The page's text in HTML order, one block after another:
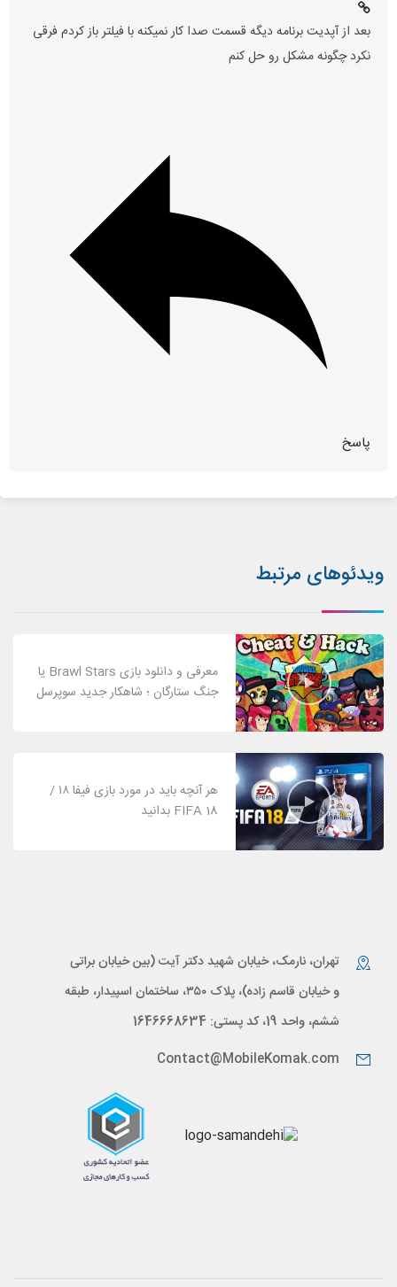
بعد از آپدیت برنامه دیگه قسمت صدا کار نمیکنه با فیلتر باز کردم فرقی
نکرد چگونه مشکل رو حل کنم
پاسخ
ویدئوهای مرتبط
معرفی و دانلود بازی Brawl Stars یا
جنگ ستارگان ؛ شاهکار جدید سوپرسل
هر آنچه باید در مورد بازی فیفا ۱۸ /
FIFA 18 بدانید
تهران، نارمک، خیابان شهید دکتر آیت (بین خیابان براتی
و خیابان قاسم زاده)، پلاک ۳۵۰، ساختمان اسپیدار، طبقه
ششم، واحد 19، کد پستی: 1646668634
Contact@MobileKomak.com